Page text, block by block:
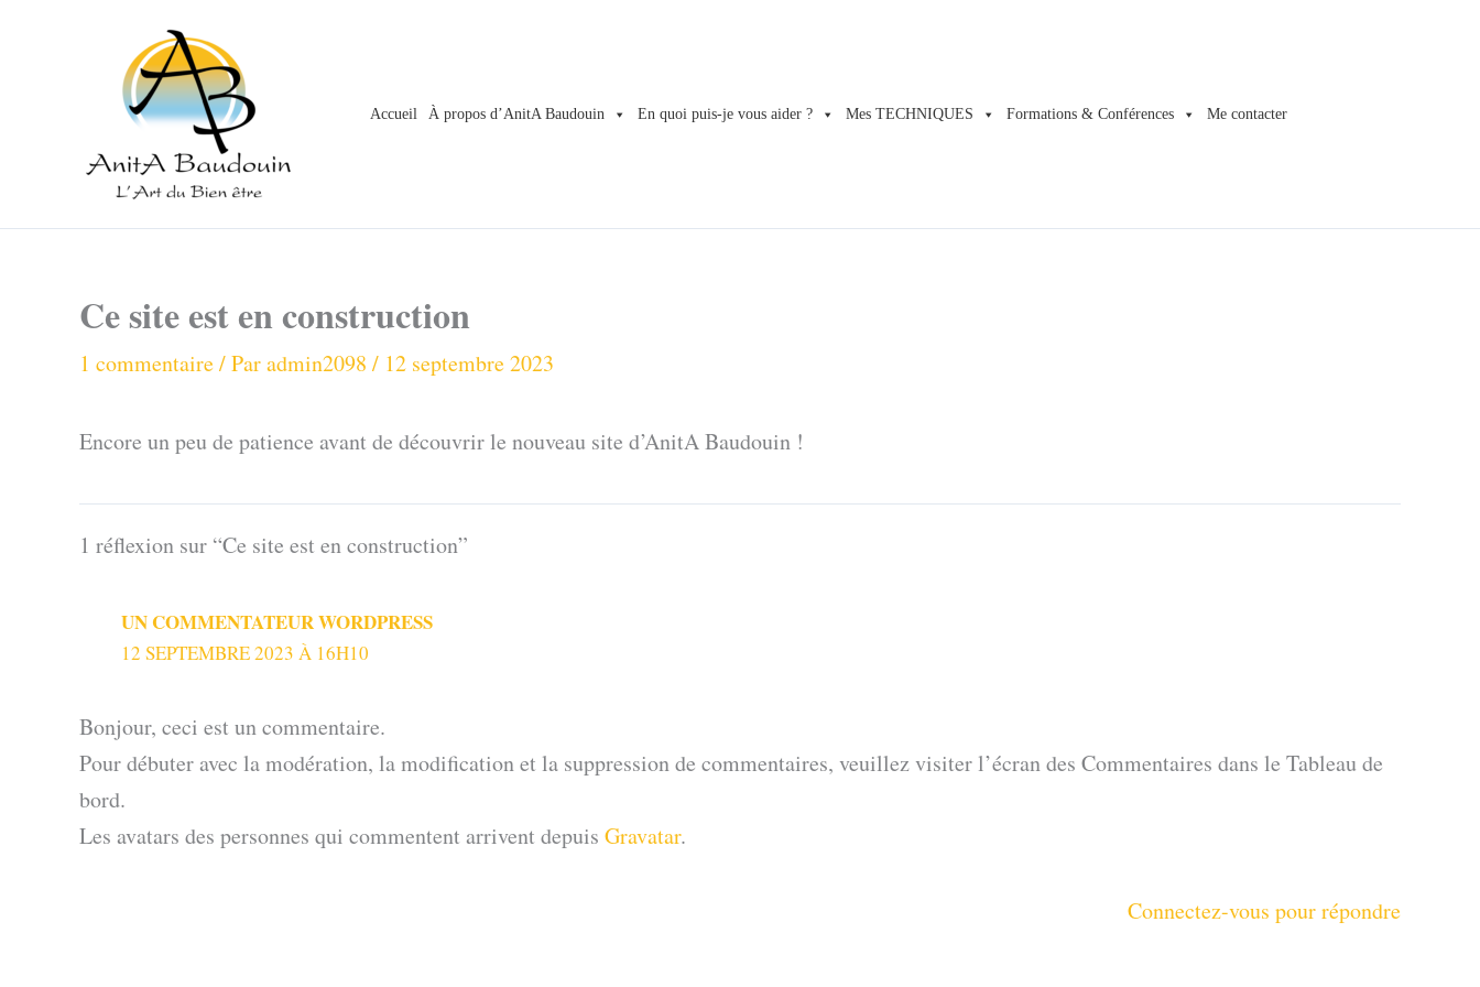
Accueil À propos d’AnitA Baudouin En quoi puis-je vous aider ? Mes TECHNIQUES Formations & Conférences Me contacter
Ce site est en construction
1 commentaire/ Paradmin2098 / 12 septembre 2023
Encore un peu de patience avant de découvrir le nouveau site d’AnitA Baudouin !
1 réflexion sur “Ce site est en construction”
UN COMMENTATEUR WORDPRESS
12 SEPTEMBRE 2023 À 16H10
Bonjour, ceci est un commentaire.
Pour débuter avec la modération, la modification et la suppression de commentaires, veuillez visiter l’écran des Commentaires dans le Tableau de
bord.
Les avatars des personnes qui commentent arrivent depuis Gravatar.
Connectez-vous pour répondre